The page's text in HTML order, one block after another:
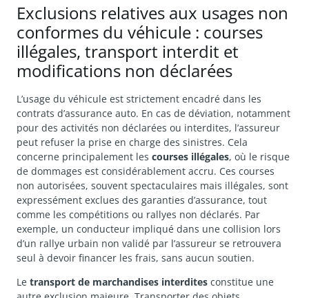
Exclusions relatives aux usages non
conformes du véhicule : courses
illégales, transport interdit et
modifications non déclarées
L’usage du véhicule est strictement encadré dans les
contrats d’assurance auto. En cas de déviation, notamment
pour des activités non déclarées ou interdites, l’assureur
peut refuser la prise en charge des sinistres. Cela
concerne principalement les courses illégales, où le risque
de dommages est considérablement accru. Ces courses
non autorisées, souvent spectaculaires mais illégales, sont
expressément exclues des garanties d’assurance, tout
comme les compétitions ou rallyes non déclarés. Par
exemple, un conducteur impliqué dans une collision lors
d’un rallye urbain non validé par l’assureur se retrouvera
seul à devoir financer les frais, sans aucun soutien.
Le transport de marchandises interdites constitue une